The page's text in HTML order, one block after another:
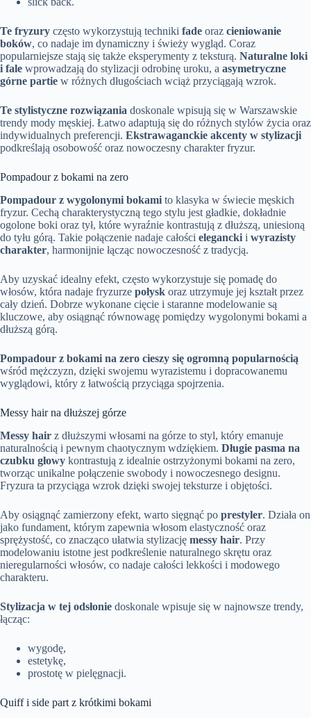
Te fryzury często wykorzystują techniki fade oraz cieniowanie
boków, co nadaje im dynamiczny i świeży wygląd. Coraz
popularniejsze stają się także eksperymenty z teksturą. Naturalne loki
i fale wprowadzają do stylizacji odrobinę uroku, a asymetryczne
górne partie w różnych długościach wciąż przyciągają wzrok.
Te stylistyczne rozwiązania doskonale wpisują się w Warszawskie
trendy mody męskiej. Łatwo adaptują się do różnych stylów życia oraz
indywidualnych preferencji. Ekstrawaganckie akcenty w stylizacji
podkreślają osobowość oraz nowoczesny charakter fryzur.
Pompadour z bokami na zero
Pompadour z wygolonymi bokami to klasyka w świecie męskich
fryzur. Cechą charakterystyczną tego stylu jest gładkie, dokładnie
ogolone boki oraz tył, które wyraźnie kontrastują z dłuższą, uniesioną
do tyłu górą. Takie połączenie nadaje całości elegancki i wyrazisty
charakter, harmonijnie łącząc nowoczesność z tradycją.
Aby uzyskać idealny efekt, często wykorzystuje się pomadę do
włosów, która nadaje fryzurze połysk oraz utrzymuje jej kształt przez
cały dzień. Dobrze wykonane cięcie i staranne modelowanie są
kluczowe, aby osiągnąć równowagę pomiędzy wygolonymi bokami a
dłuższą górą.
Pompadour z bokami na zero cieszy się ogromną popularnością
wśród mężczyzn, dzięki swojemu wyrazistemu i dopracowanemu
wyglądowi, który z łatwością przyciąga spojrzenia.
Messy hair na dłuższej górze
Messy hair z dłuższymi włosami na górze to styl, który emanuje
naturalnością i pewnym chaotycznym wdziękiem. Długie pasma na
czubku głowy kontrastują z idealnie ostrzyżonymi bokami na zero,
tworząc unikalne połączenie swobody i nowoczesnego designu.
Fryzura ta przyciąga wzrok dzięki swojej teksturze i objętości.
Aby osiągnąć zamierzony efekt, warto sięgnąć po prestyler. Działa on
jako fundament, którym zapewnia włosom elastyczność oraz
sprężystość, co znacząco ułatwia stylizację messy hair. Przy
modelowaniu istotne jest podkreślenie naturalnego skrętu oraz
nieregularności włosów, co nadaje całości lekkości i modowego
charakteru.
Stylizacja w tej odsłonie doskonale wpisuje się w najnowsze trendy,
łącząc:
wygodę,
estetykę,
prostotę w pielęgnacji.
Quiff i side part z krótkimi bokami